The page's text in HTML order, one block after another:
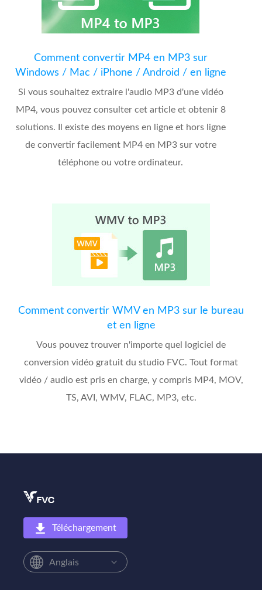
Comment convertir MP4 en MP3 sur
Windows / Mac / iPhone / Android / en ligne
Si vous souhaitez extraire l'audio MP3 d'une vidéo
MP4, vous pouvez consulter cet article et obtenir 8
solutions. Il existe des moyens en ligne et hors ligne
de convertir facilement MP4 en MP3 sur votre
téléphone ou votre ordinateur.
Comment convertir WMV en MP3 sur le bureau
et en ligne
Vous pouvez trouver n'importe quel logiciel de
conversion vidéo gratuit du studio FVC. Tout format
vidéo / audio est pris en charge, y compris MP4, MOV,
TS, AVI, WMV, FLAC, MP3, etc.
Téléchargement
Anglais